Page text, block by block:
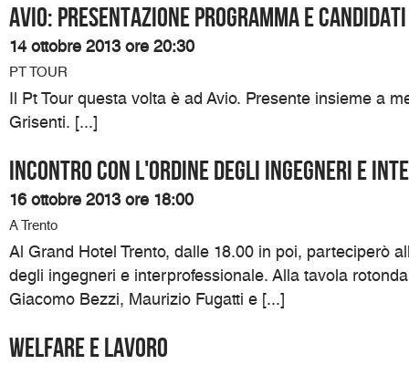
Avio: presentazione programma e candidati
14 ottobre 2013 ore 20:30
PT TOUR
Il Pt Tour questa volta è ad Avio. Presente insieme a
Grisenti. [...]
Incontro con l'ordine degli ingegneri e
16 ottobre 2013 ore 18:00
A Trento
Al Grand Hotel Trento, dalle 18.00 in poi, parteciperò
degli ingegneri e interprofessionale. Alla tavola
Giacomo Bezzi, Maurizio Fugatti e [...]
Welfare e lavoro